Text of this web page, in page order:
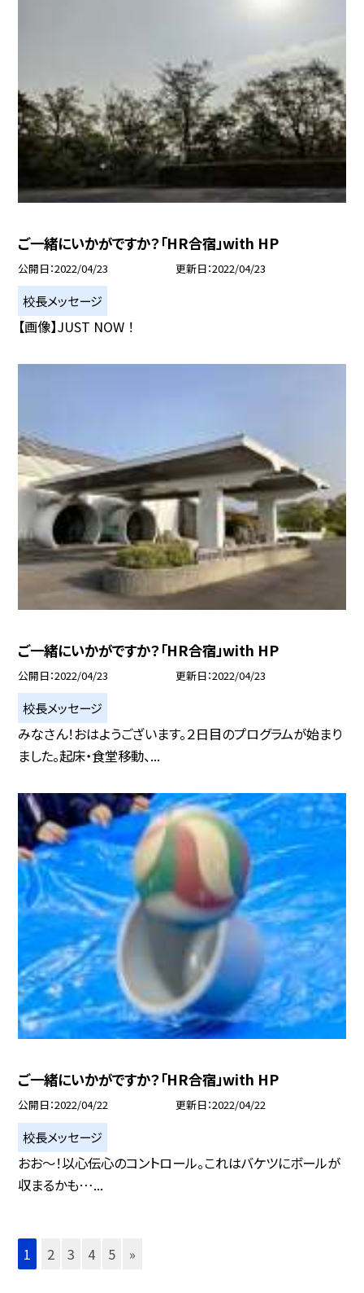
ご一緒にいかがですか？「HR合宿」with HP
公開日 2022/04/23 更新日 2022/04/23
校長メッセージ
【画像】JUST NOW ！
ご一緒にいかがですか？「HR合宿」with HP
公開日 2022/04/23 更新日 2022/04/23
校長メッセージ
みなさん！おはようございます。２日目のプログラムが始まり
ました。起床・食堂移動、...
ご一緒にいかがですか？「HR合宿」with HP
公開日 2022/04/22 更新日 2022/04/22
校長メッセージ
おお〜！以心伝心のコントロール。これはバケツにボールが
収まるかも…...
1 2 3 4 5 »